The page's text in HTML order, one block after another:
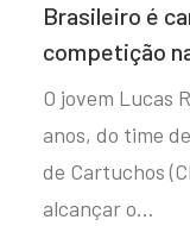
Brasileiro é
competição
O jovem Lucas
anos, do time
de Cartuchos
alcançar o…